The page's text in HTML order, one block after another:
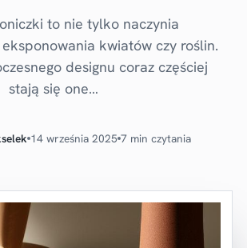
to nie tylko naczynia
kwiatów czy roślin.
designu coraz częściej
stają się one…
14 września 2025 7 min czytania